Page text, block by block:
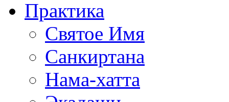
Практика
Святое Имя
Санкиртана
Нама-хатта